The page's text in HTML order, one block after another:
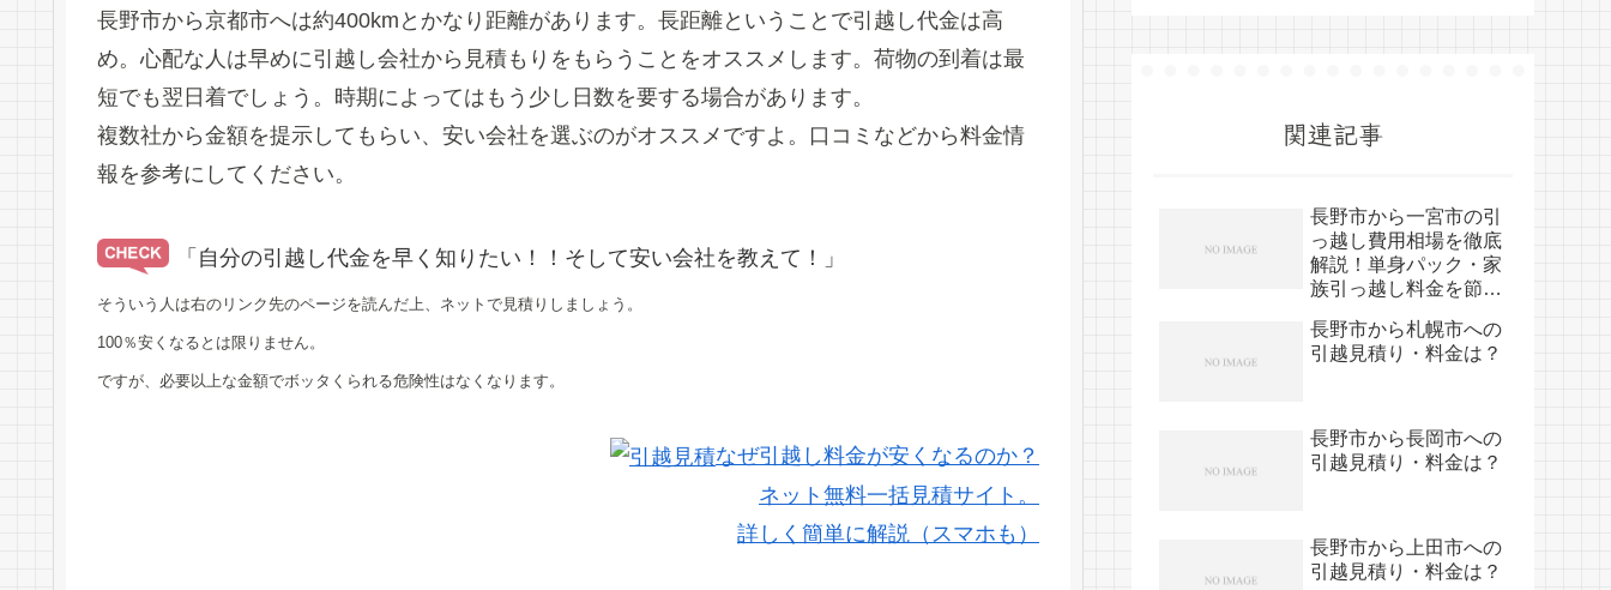
長野市から京都市へは約400kmとかなり距離があります。長距離ということで引越し代金は高
め。心配な人は早めに引越し会社から見積もりをもらうことをオススメします。荷物の到着は最
短でも翌日着でしょう。時期によってはもう少し日数を要する場合があります。
複数社から金額を提示してもらい、安い会社を選ぶのがオススメですよ。口コミなどから料金情
報を参考にしてください。
「自分の引越し代金を早く知りたい！！そして安い会社を教えて！」
そういう人は右のリンク先のページを読んだ上、ネットで見積りしましょう。
100％安くなるとは限りません。
ですが、必要以上な金額でボッタくられる危険性はなくなります。
なぜ引越し料金が安くなるのか？
ネット無料一括見積サイト。
詳しく簡単に解説（スマホも）
関連記事
長野市から一宮市の引
っ越し費用相場を徹底
解説！単身パック・家
族引っ越し料金を節約
長野市から札幌市への
引越見積り・料金は？
長野市から長岡市への
引越見積り・料金は？
長野市から上田市への
引越見積り・料金は？